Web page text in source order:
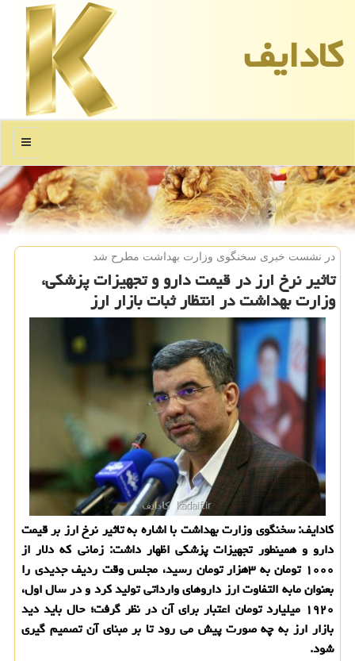
كادایف
منو
در نشست خبری سخنگوی وزارت بهداشت مطرح شد
تاثیر نرخ ارز در قیمت دارو و تجهیزات پزشكی،
وزارت بهداشت در انتظار ثبات بازار ارز
كادایف: سخنگوی وزارت بهداشت با اشاره به تاثیر نرخ ارز بر قیمت
دارو و همینطور تجهیزات پزشكی اظهار داشت: زمانی كه دلار از
۱۰۰۰ تومان به ۳هزار تومان رسید، مجلس وقت ردیف جدیدی را
بعنوان مابه التفاوت ارز داروهای وارداتی تولید كرد و در سال اول،
۱۹۲۰ میلیارد تومان اعتبار برای آن در نظر گرفت؛ حال باید دید
بازار ارز به چه صورت پیش می رود تا بر مبنای آن تصمیم گیری
شود.